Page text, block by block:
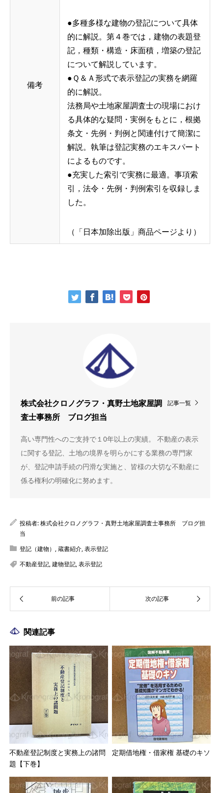
備考
●多種多様な建物の登記について具体
的に解説。第４巻では，建物の表題登
記，種類・構造・床面積，増築の登記
について解説しています。
●Ｑ＆Ａ形式で表示登記の実務を網羅
的に解説。
法務局や土地家屋調査士の現場におけ
る具体的な疑問・実例をもとに，根拠
条文・先例・判例と関連付けて簡潔に
解説。執筆は登記実務のエキスパート
によるものです。
●充実した索引で実務に最適。事項索
引，法令・先例・判例索引を収録しま
した。
（「日本加除出版」商品ページより）
記事一覧
株式会社クロノグラフ・真野土地家屋調
査士事務所 ブログ担当
高い専門性へのご支持で１0年以上の実績。 不動産の表示
に関する登記、土地の境界を明らかにする業務の専門家
が、登記申請手続の円滑な実施と、皆様の大切な不動産に
係る権利の明確化に努めます。
投稿者:株式会社クロノグラフ・真野土地家屋調査士事務所 ブログ担
当
登記（建物） ,蔵書紹介,表示登記
不動産登記,建物登記,表示登記
関連記事
不動産登記制度と実務上の諸問
題【下巻】
定期借地権・借家権 基礎のキソ